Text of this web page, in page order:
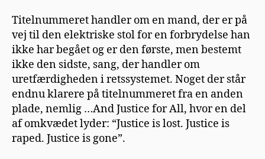
Titelnummeret handler om en mand, der er på
vej til den elektriske stol for en forbrydelse han
ikke har begået og er den første, men bestemt
ikke den sidste, sang, der handler om
uretfærdigheden i retssystemet. Noget der står
endnu klarere på titelnummeret fra en anden
plade, nemlig …And Justice for All, hvor en del
af omkvædet lyder: “Justice is lost. Justice is
raped. Justice is gone”.